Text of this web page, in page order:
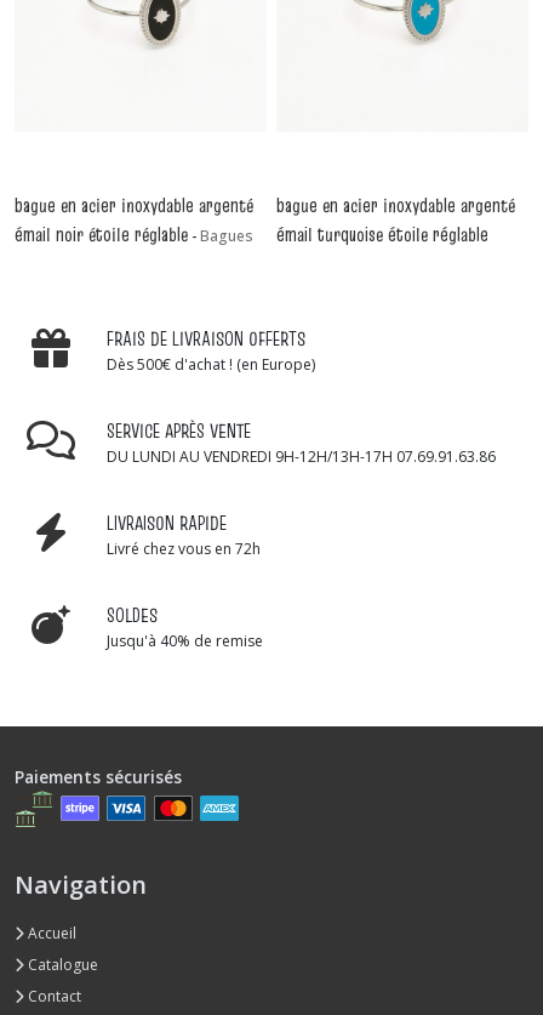
bague en acier inoxydable argenté
émail noir étoile réglable -Bagues
bague en acier inoxydable argenté
émail turquoise étoile réglable
FRAIS DE LIVRAISON OFFERTS
Dès 500€ d'achat ! (en Europe)
SERVICE APRÈS VENTE
DU LUNDI AU VENDREDI 9H-12H/13H-17H 07.69.91.63.86
LIVRAISON RAPIDE
Livré chez vous en 72h
SOLDES
Jusqu'à 40% de remise
Paiements sécurisés
Navigation
Accueil
Catalogue
Contact